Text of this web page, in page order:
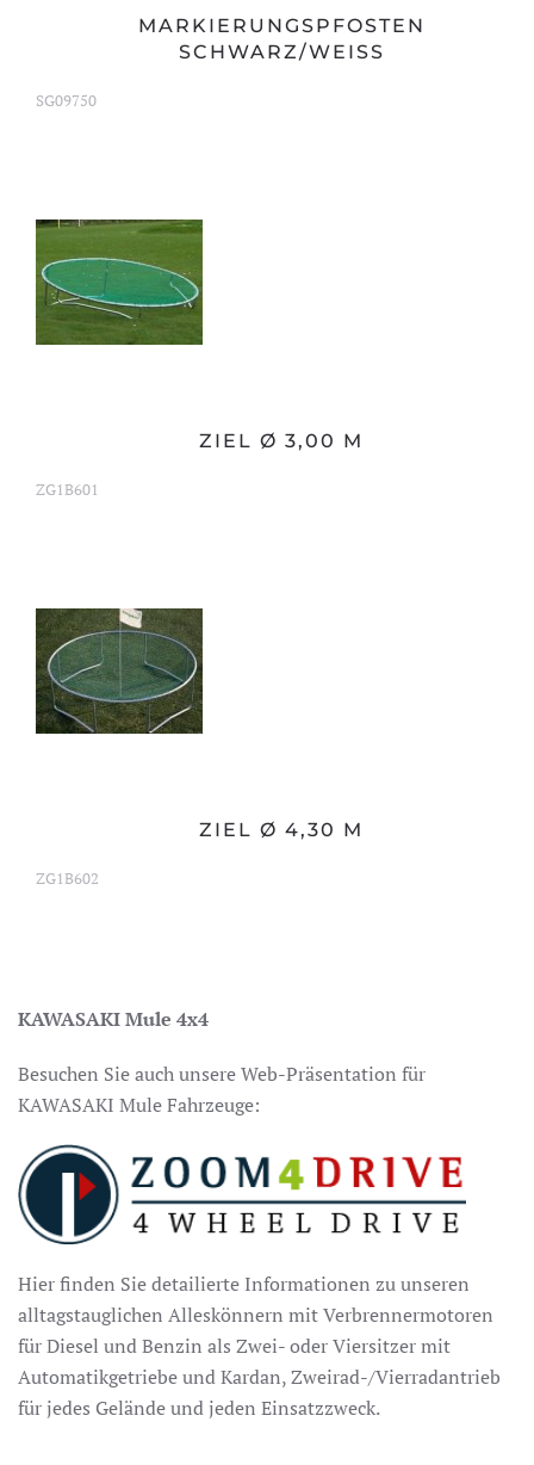
MARKIERUNGSPFOSTEN
SCHWARZ/WEISS
SG09750
ZIEL Ø 3,00 M
ZG1B601
ZIEL Ø 4,30 M
ZG1B602
KAWASAKI Mule 4x4
Besuchen Sie auch unsere Web-Präsentation für
KAWASAKI Mule Fahrzeuge:
Hier finden Sie detailierte Informationen zu unseren
alltagstauglichen Alleskönnern mit Verbrennermotoren
für Diesel und Benzin als Zwei- oder Viersitzer mit
Automatikgetriebe und Kardan, Zweirad-/Vierradantrieb
für jedes Gelände und jeden Einsatzzweck.